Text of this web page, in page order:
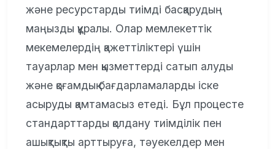
және ресурстарды тиімді басқарудың
маңызды құралы. Олар мемлекеттік
мекемелердің қажеттіліктері үшін
тауарлар мен қызметтерді сатып алуды
және қоғамдық бағдарламаларды іске
асыруды қамтамасыз етеді. Бұл процесте
стандарттарды қолдану тиімділік пен
ашықтықты арттыруға, тәуекелдер мен